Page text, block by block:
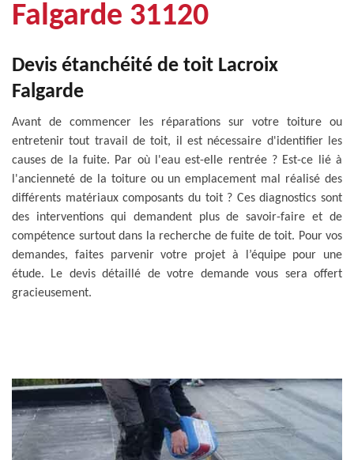
Falgarde 31120
Devis étanchéité de toit Lacroix
Falgarde
Avant de commencer les réparations sur votre toiture ou
entretenir tout travail de toit, il est nécessaire d'identifier les
causes de la fuite. Par où l'eau est-elle rentrée ? Est-ce lié à
l'ancienneté de la toiture ou un emplacement mal réalisé des
différents matériaux composants du toit ? Ces diagnostics sont
des interventions qui demandent plus de savoir-faire et de
compétence surtout dans la recherche de fuite de toit. Pour vos
demandes, faites parvenir votre projet à l’équipe pour une
étude. Le devis détaillé de votre demande vous sera offert
gracieusement.